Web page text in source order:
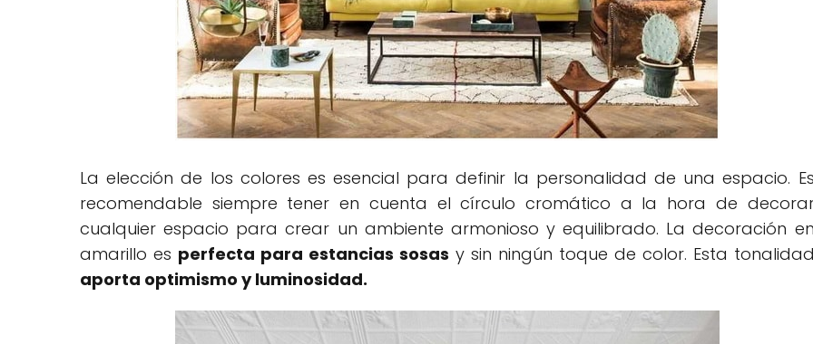
La elección de los colores es esencial para definir la personalidad de una espacio. Es
recomendable siempre tener en cuenta el círculo cromático a la hora de
cualquier espacio para crear un ambiente armonioso y equilibrado. La decoración en
amarillo es perfecta para estancias sosas y sin ningún toque de color. Esta tonalidad
aporta optimismo y luminosidad.